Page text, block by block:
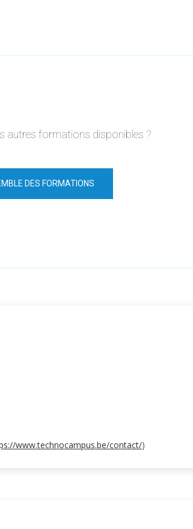
autres formations disponibles ?
DES FORMATIONS
www.technocampus.be/contact/)